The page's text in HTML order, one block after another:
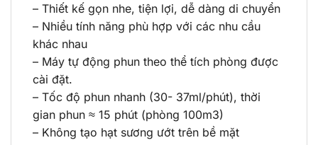
– Thiết kế gọn nhe, tiện lợi, dễ dàng di chuyển
– Nhiều tính năng phù hợp với các nhu cầu
khác nhau
– Máy tự động phun theo thể tích phòng được
cài đặt.
– Tốc độ phun nhanh (30- 37ml/phút), thời
gian phun ≈ 15 phút (phòng 100m3)
– Không tạo hạt sương ướt trên bề mặt